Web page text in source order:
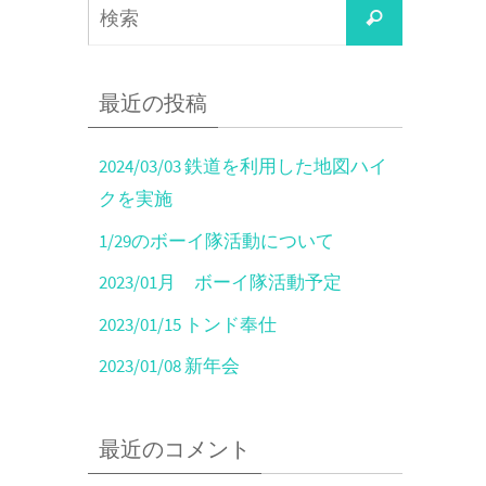
最近の投稿
2024/03/03 鉄道を利用した地図ハイ
クを実施
1/29のボーイ隊活動について
2023/01月 ボーイ隊活動予定
2023/01/15 トンド奉仕
2023/01/08 新年会
最近のコメント